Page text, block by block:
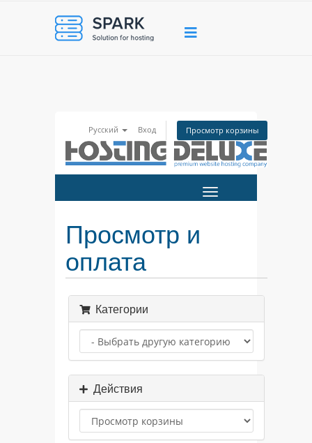
Русский Вход Просмотр корзины
Переключить
Просмотр и
оплата
Категории
Действия